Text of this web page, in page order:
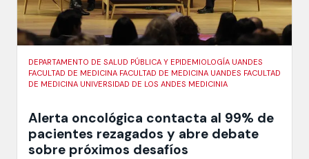
DEPARTAMENTO DE SALUD PÚBLICA Y EPIDEMIOLOGÍA UANDES
FACULTAD DE MEDICINA FACULTAD DE MEDICINA UANDES FACULTAD
DE MEDICINA UNIVERSIDAD DE LOS ANDES MEDICINIA
Alerta oncológica contacta al 99% de
pacientes rezagados y abre debate
sobre próximos desafíos